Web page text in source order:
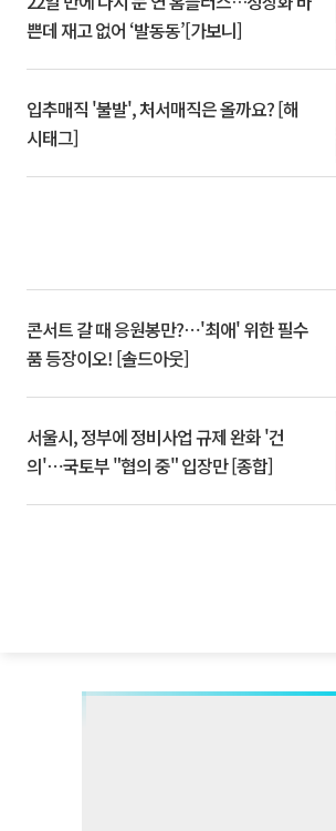
쁜데 재고 없어 ‘발동동’[가보니]
입추매직 '불발', 처서매직은 올까요? [해
시태그]
콘서트 갈 때 응원봉만?⋯'최애' 위한 필수
품 등장이오! [솔드아웃]
서울시, 정부에 정비사업 규제 완화 '건
의'⋯국토부 "협의 중" 입장만 [종합]